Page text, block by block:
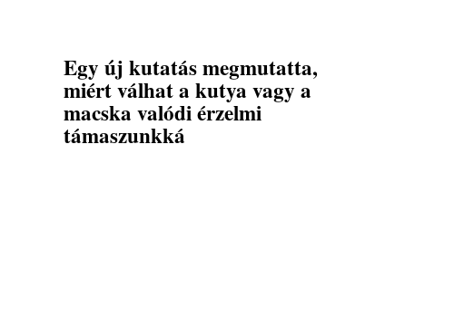
Egy új kutatás megmutatta,
miért válhat a kutya vagy a
macska valódi érzelmi
támaszunkká